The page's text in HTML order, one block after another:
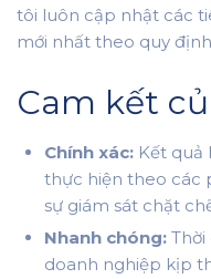
tôi luôn cập nhật các
mới nhất theo quy
Cam kết
Chính xác: Kết quả
thực hiện theo các
sự giám sát chặt
Nhanh chóng:
doanh nghiệp kịp